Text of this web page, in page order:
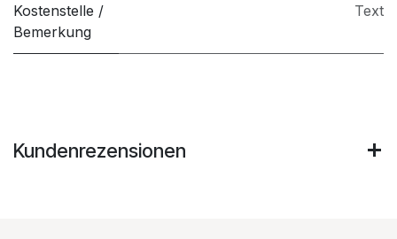
Kostenstelle /
Bemerkung
Text
Kundenrezensionen